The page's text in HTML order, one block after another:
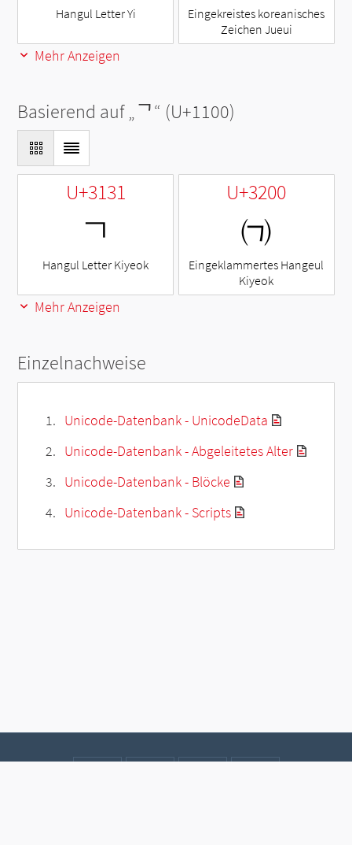
Hangul Letter Yi
Eingekreistes koreanisches
Zeichen Jueui
Mehr Anzeigen
Basierend auf „ᄀ“ (U+1100)
U+3131
ㄱ
Hangul Letter Kiyeok
U+3200
㈀
Eingeklammertes Hangeul
Kiyeok
Mehr Anzeigen
Einzelnachweise
Unicode-Datenbank - UnicodeData
Unicode-Datenbank - Abgeleitetes Alter
Unicode-Datenbank - Blöcke
Unicode-Datenbank - Scripts